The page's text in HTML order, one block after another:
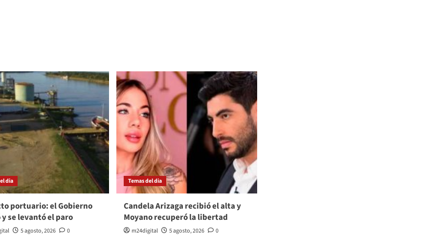
dia
portuario: el Gobierno
se levantó el paro
5 agosto, 2026 0
Temas del dia
Candela Arizaga recibió el alta y
Moyano recuperó la libertad
m24digital 5 agosto, 2026 0